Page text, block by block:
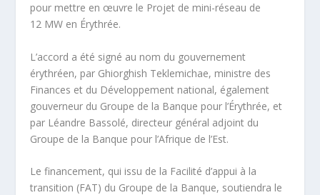
pour mettre en œuvre le Projet de mini-réseau de
12 MW en Érythrée.
L’accord a été signé au nom du gouvernement
érythréen, par Ghiorghish Teklemichae, ministre des
Finances et du Développement national, également
gouverneur du Groupe de la Banque pour l’Érythrée, et
par Léandre Bassolé, directeur général adjoint du
Groupe de la Banque pour l’Afrique de l’Est.
Le financement, qui issu de la Facilité d’appui à la
transition (FAT) du Groupe de la Banque, soutiendra le